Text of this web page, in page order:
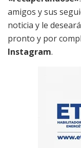
amigos y sus
noticia y le
pronto y por
Instagram.